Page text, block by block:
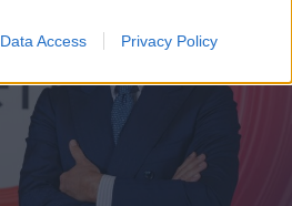
Data Access Privacy Policy